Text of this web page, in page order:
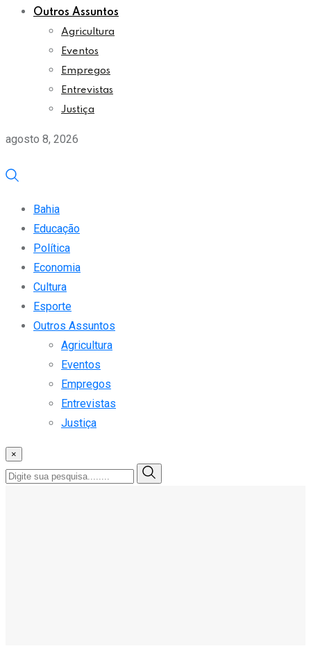
Outros Assuntos
Agricultura
Eventos
Empregos
Entrevistas
Justiça
agosto 8, 2026
Bahia
Educação
Política
Economia
Cultura
Esporte
Outros Assuntos
Agricultura
Eventos
Empregos
Entrevistas
Justiça
×